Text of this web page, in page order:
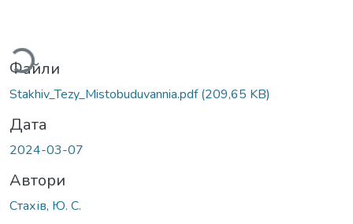
Файли
Stakhiv_Tezy_Mistobuduvannia.pdf(209,65 KB)
Дата
2024-03-07
Автори
Стахів, Ю. С.